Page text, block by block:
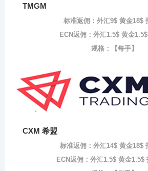
TMGM
标准返佣：外汇9$ 黄金18$
ECN返佣：外汇1.5$ 黄金
规格：【每手】
CXM 希盟
标准返佣：外汇14$ 黄金18$
ECN返佣：外汇1.5$ 黄金1.5$